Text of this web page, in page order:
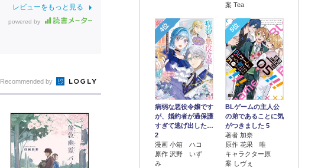
レビューをもっと見る
powered by
案 Tea
4位
病弱な悪役令嬢です
が、婚約者が過保護
すぎて逃げ出した…
2
漫画 小箱 ハコ
原作 沢野 いず
み
5位
BLゲームの主人公
の弟であることに気
がつきました 5
著者 加奈
原作 花果 唯
キャラクター原
案 しヴぇ
Recommended by